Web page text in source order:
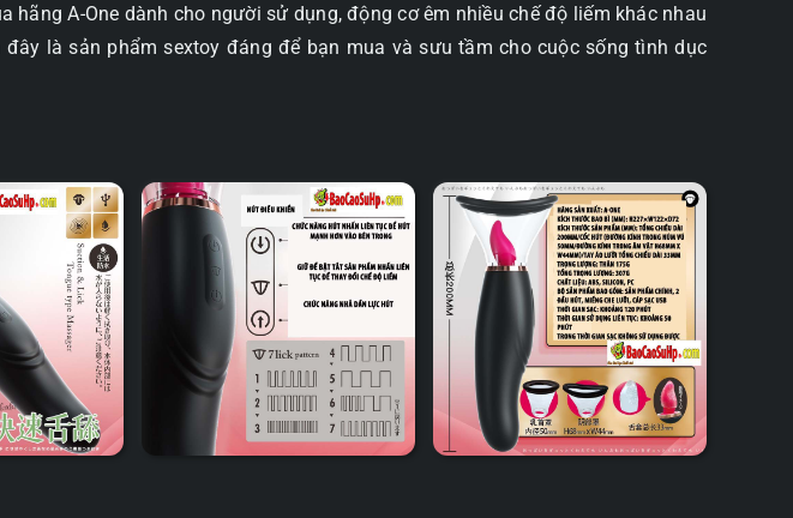
A-One dành cho người sử dụng, động cơ êm nhiều chế độ liếm khác nhau
là sản phẩm sextoy đáng để bạn mua và sưu tầm cho cuộc sống tình dục